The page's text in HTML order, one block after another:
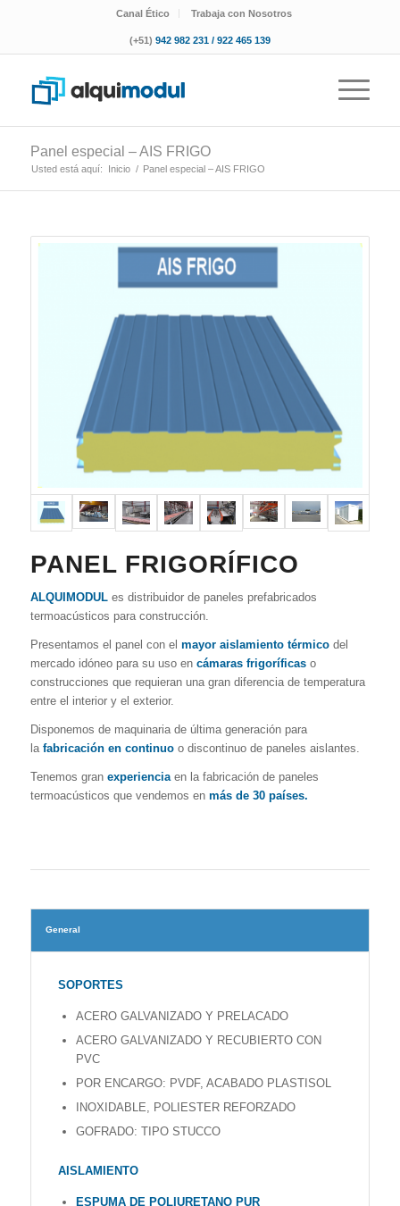
Canal Ético Trabaja con Nosotros
(+51) 942 982 231 / 922 465 139
Panel especial – AIS FRIGO
Usted está aquí: Inicio / Panel especial – AIS FRIGO
PANEL FRIGORÍFICO
ALQUIMODULes distribuidor de paneles prefabricados
termoacústicos para construcción.
Presentamos el panel con el mayor aislamiento térmicodel
mercado idóneo para su uso en cámaras frigoríficaso
construcciones que requieran una gran diferencia de temperatura
entre el interior y el exterior.
Disponemos de maquinaria de última generación para
la fabricación en continuoo discontinuo de paneles aislantes.
Tenemos gran experienciaen la fabricación de paneles
termoacústicos que vendemos en más de 30 países.
General
SOPORTES
ACERO GALVANIZADO Y PRELACADO
ACERO GALVANIZADO Y RECUBIERTO CON
PVC
POR ENCARGO: PVDF, ACABADO PLASTISOL
INOXIDABLE, POLIESTER REFORZADO
GOFRADO: TIPO STUCCO
AISLAMIENTO
ESPUMA DE POLIURETANO PUR